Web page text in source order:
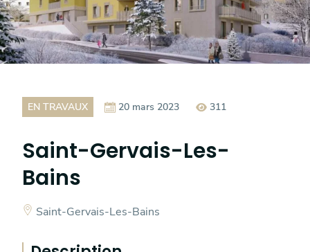
EN TRAVAUX 20 mars 2023 311
Saint-Gervais-Les-
Bains
Saint-Gervais-Les-Bains